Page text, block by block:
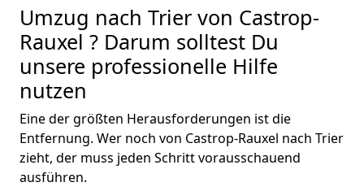
Umzug nach Trier von Castrop-
Rauxel ? Darum solltest Du
unsere professionelle Hilfe
nutzen
Eine der größten Herausforderungen ist die
Entfernung. Wer noch von Castrop-Rauxel nach Trier
zieht, der muss jeden Schritt vorausschauend
ausführen.